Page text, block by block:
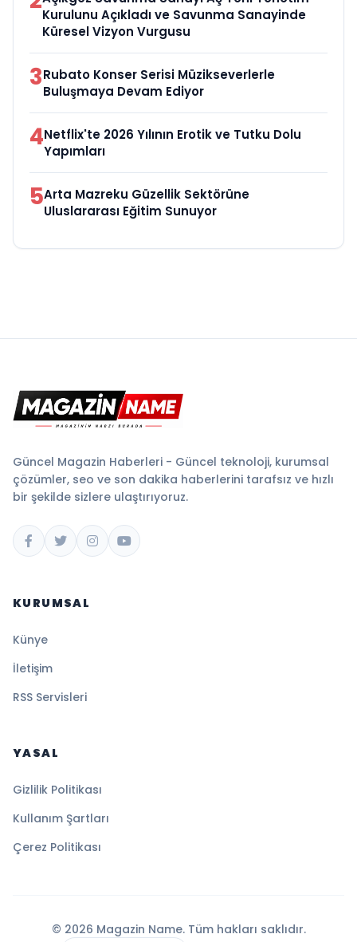
Kurulunu Açıkladı ve Savunma Sanayinde
Küresel Vizyon Vurgusu
3Rubato Konser Serisi Müzikseverlerle
Buluşmaya Devam Ediyor
4Netflix'te 2026 Yılının Erotik ve Tutku Dolu
Yapımları
5Arta Mazreku Güzellik Sektörüne
Uluslararası Eğitim Sunuyor
Güncel Magazin Haberleri - Güncel teknoloji, kurumsal
çözümler, seo ve son dakika haberlerini tarafsız ve hızlı
bir şekilde sizlere ulaştırıyoruz.
KURUMSAL
Künye
İletişim
RSS Servisleri
YASAL
Gizlilik Politikası
Kullanım Şartları
Çerez Politikası
© 2026 Magazin Name. Tüm hakları saklıdır.